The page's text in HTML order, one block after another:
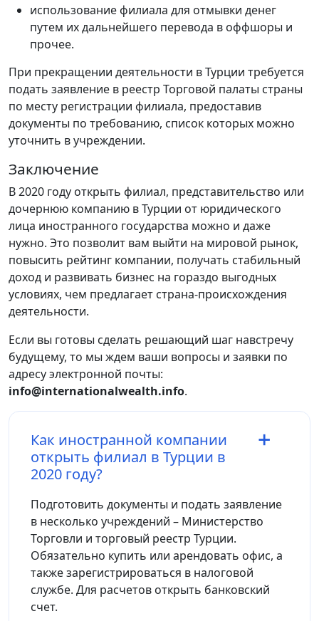
использование филиала для отмывки денег
путем их дальнейшего перевода в оффшоры и
прочее.
При прекращении деятельности в Турции требуется
подать заявление в реестр Торговой палаты страны
по месту регистрации филиала, предоставив
документы по требованию, список которых можно
уточнить в учреждении.
Заключение
В 2020 году открыть филиал, представительство или
дочернюю компанию в Турции от юридического
лица иностранного государства можно и даже
нужно. Это позволит вам выйти на мировой рынок,
повысить рейтинг компании, получать стабильный
доход и развивать бизнес на гораздо выгодных
условиях, чем предлагает страна-происхождения
деятельности.
Если вы готовы сделать решающий шаг навстречу
будущему, то мы ждем ваши вопросы и заявки по
адресу электронной почты:
info@internationalwealth.info.
Как иностранной компании
открыть филиал в Турции в
2020 году?
Подготовить документы и подать заявление
в несколько учреждений – Министерство
Торговли и торговый реестр Турции.
Обязательно купить или арендовать офис, а
также зарегистрироваться в налоговой
службе. Для расчетов открыть банковский
счет.